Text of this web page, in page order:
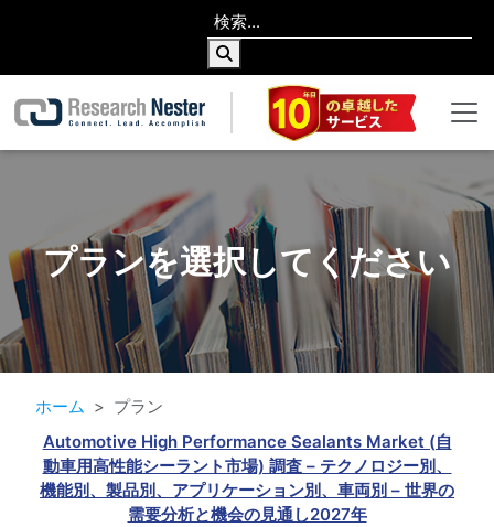
プランを選択してください
ホーム
プラン
Automotive High Performance Sealants Market (自
動車用高性能シーラント市場) 調査 – テクノロジー別、
機能別、製品別、アプリケーション別、車両別 – 世界の
需要分析と機会の見通し2027年